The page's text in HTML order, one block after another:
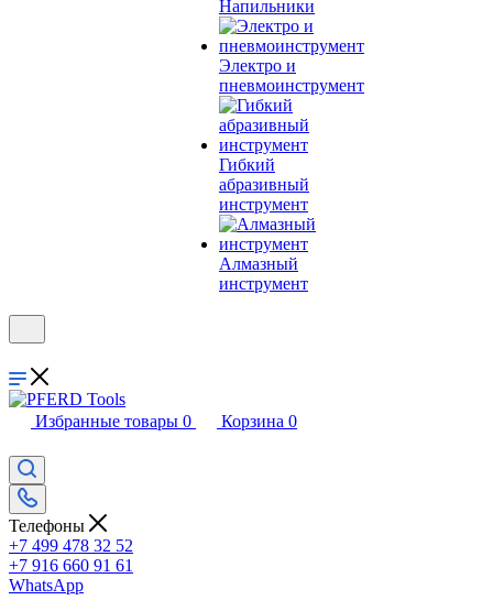
Напильники
Электро и
пневмоинструмент
Гибкий
абразивный
инструмент
Алмазный
инструмент
Избранные товары 0 Корзина 0
Телефоны
+7 499 478 32 52
+7 916 660 91 61
WhatsApp